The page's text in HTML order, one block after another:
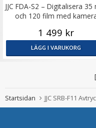
JJC FDA-S2 – Digitalisera 35
och 120 film med
1 499 kr
LÄGG I VARUKORG
Startsidan JJC SRB-F11